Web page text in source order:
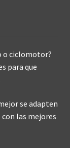
o ciclomotor?
para que
se adapten
las mejores